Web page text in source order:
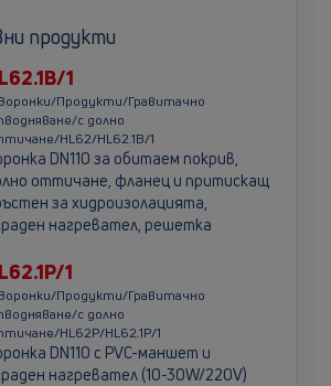
продукти
1
Воронки/Продукти/Гравитачно
с долно
HL62/HL62.1B/1
DN110 за обитаем покрив,
оттичане, фланец и притискащ
за хидроизолацията,
нагревател, решетка
1
Воронки/Продукти/Гравитачно
с долно
HL62P/HL62.1P/1
DN110 с PVC-маншет и
нагревател (10-30W/220V)